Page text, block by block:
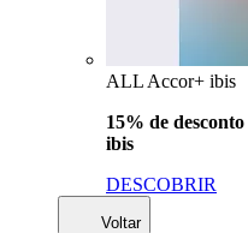
ALL Accor+ ibis
15% de
ibis
DESCOBRIR
Voltar